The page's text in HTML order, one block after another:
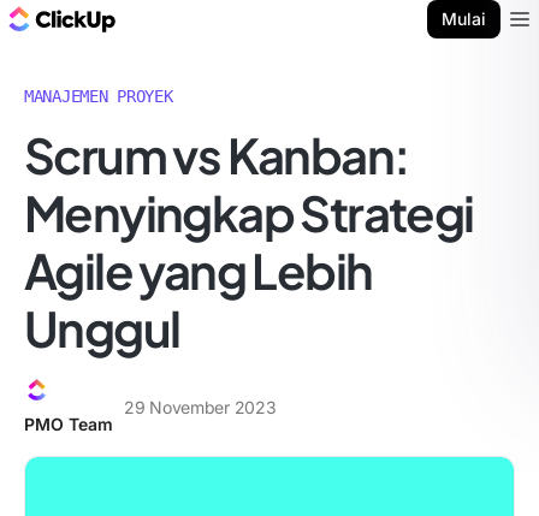
Mulai
MANAJEMEN PROYEK
Scrum vs Kanban:
Menyingkap Strategi
Agile yang Lebih
Unggul
PMO Team
29 November 2023